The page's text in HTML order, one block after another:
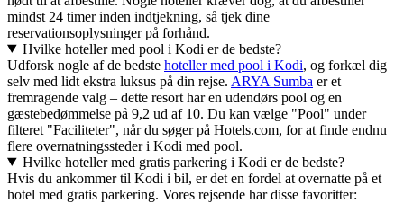
mindst 24 timer inden indtjekning, så tjek dine
reservationsoplysninger på forhånd.
Hvilke hoteller med pool i Kodi er de bedste?
Udforsk nogle af de bedste hoteller med pool i Kodi, og forkæl dig
selv med lidt ekstra luksus på din rejse. ARYA Sumba er et
fremragende valg – dette resort har en udendørs pool og en
gæstebedømmelse på 9,2 ud af 10. Du kan vælge "Pool" under
filteret "Faciliteter", når du søger på Hotels.com, for at finde endnu
flere overnatningssteder i Kodi med pool.
Hvilke hoteller med gratis parkering i Kodi er de bedste?
Hvis du ankommer til Kodi i bil, er det en fordel at overnatte på et
hotel med gratis parkering. Vores rejsende har disse favoritter: